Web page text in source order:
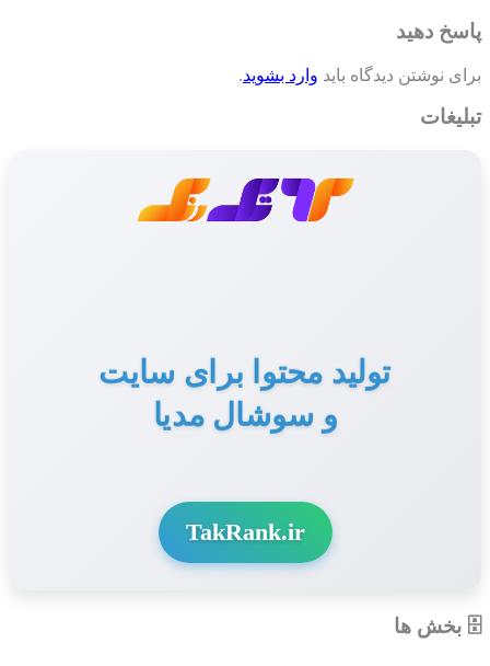
پاسخ دهید
برای نوشتن دیدگاه باید وارد بشوید.
تبلیغات
تولید محتوا برای سایت
و سوشال مدیا
TakRank.ir
🗄 بخش ها